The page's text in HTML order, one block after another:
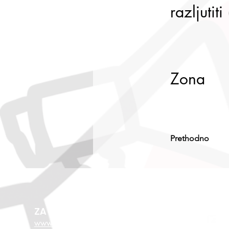
razljutiti
Zona
Prethodno
ZA VIŠE O EU FONDOVIMA
www.esf.hr